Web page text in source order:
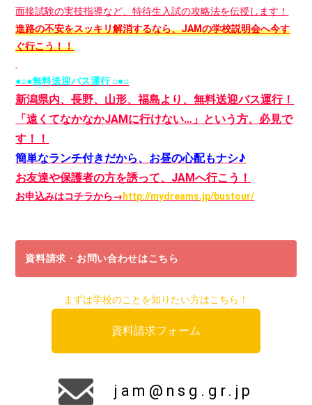
面接試験の実技指導など、特待生入試の攻略法を伝授します！
進路の不安をスッキリ解消するなら、JAMの学校説明会へ今す
ぐ行こう！！
●○●無料送迎バス運行 ○●○
新潟県内、長野、山形、福島より、無料送迎バス運行！
「遠くてなかなかJAMに行けない…」という方、必見で
す！！
簡単なランチ付きだから、お昼の心配もナシ♪
お友達や保護者の方を誘って、JAMへ行こう！
お申込みはコチラから→ http://mydreams.jp/bustour/
資料請求・お問い合わせはこちら
まずは学校のことを知りたい方はこちら！
資料請求フォーム
jam@nsg.gr.jp